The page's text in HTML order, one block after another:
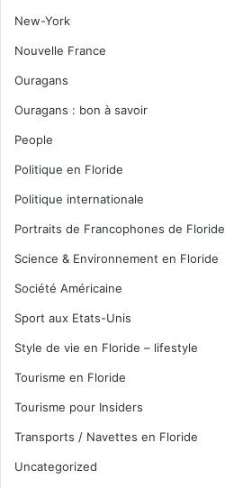
New-York
Nouvelle France
Ouragans
Ouragans : bon à savoir
People
Politique en Floride
Politique internationale
Portraits de Francophones de Floride
Science & Environnement en Floride
Société Américaine
Sport aux Etats-Unis
Style de vie en Floride – lifestyle
Tourisme en Floride
Tourisme pour Insiders
Transports / Navettes en Floride
Uncategorized